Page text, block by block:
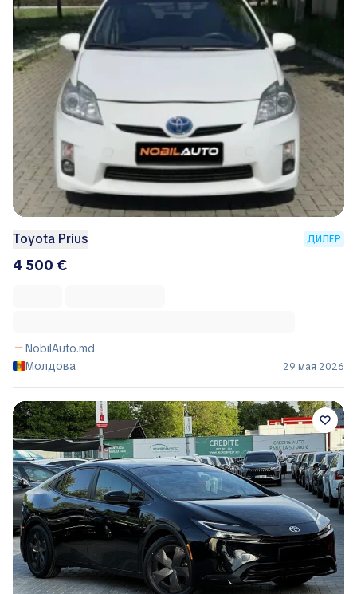
Toyota Prius ДИЛЕР
4 500 €
NobilAuto.md
Молдова
29 мая 2026